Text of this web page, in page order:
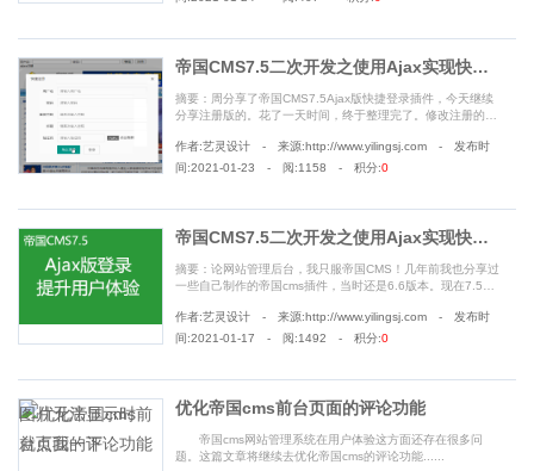
帝国CMS7.5二次开发之使用Ajax实现快捷注册并检测密码强弱度
摘要：周分享了帝国CMS7.5Ajax版快捷登录插件，今天继续
分享注册版的。花了一天时间，终于整理完了。修改注册的话
进行提示，比如密码为纯数字时提示弱，密码中带字母和下划
线时会提示强...........
作者:艺灵设计 - 来源:http://www.yilingsj.com - 发布时
间:2021-01-23 - 阅:1158 - 积分:0
帝国CMS7.5二次开发之使用Ajax实现快捷登录，提升用户体验
摘要：论网站管理后台，我只服帝国CMS！几年前我也分享过
一些自己制作的帝国cms插件，当时还是6.6版本。现在7.5版
我。于是我便抽了周末的时间，搞两个插件出来更新更
新............
作者:艺灵设计 - 来源:http://www.yilingsj.com - 发布时
间:2021-01-17 - 阅:1492 - 积分:0
优化帝国cms前台页面的评论功能
帝国cms网站管理系统在用户体验这方面还存在很多问
题。这篇文章将继续去优化帝国cms的评论功能......